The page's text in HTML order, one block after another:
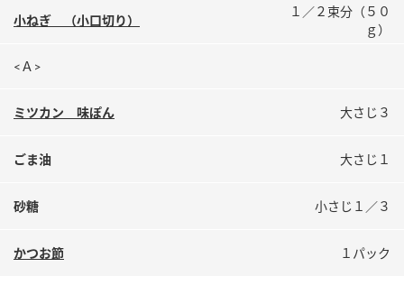
検索
業務用サイト 製造所固有記号一覧
小ねぎ （小口切り）
１／２束分（５０
ｇ）
<Ａ>
ミツカン 味ぽん 大さじ３
ごま油 大さじ１
砂糖 小さじ１／３
かつお節 １パック